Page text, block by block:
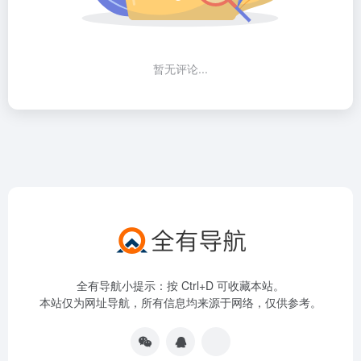
暂无评论...
全有导航小提示：按 Ctrl+D 可收藏本站。
本站仅为网址导航，所有信息均来源于网络，仅供参考。